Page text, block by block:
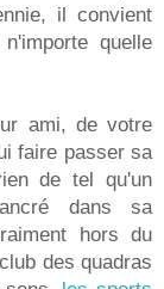
il convient
quelle
ami, de votre
faire passer sa
de tel qu'un
dans sa
hors du
des quadras